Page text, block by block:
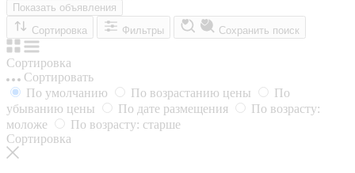
Показать объявления
Сортировка
Фильтры Сохранить поиск
Сортировка
Сортировать
По умолчанию
По возрастанию цены
По
убыванию цены
По дате размещения
По возрасту:
моложе
По возрасту: старше
Сортировка